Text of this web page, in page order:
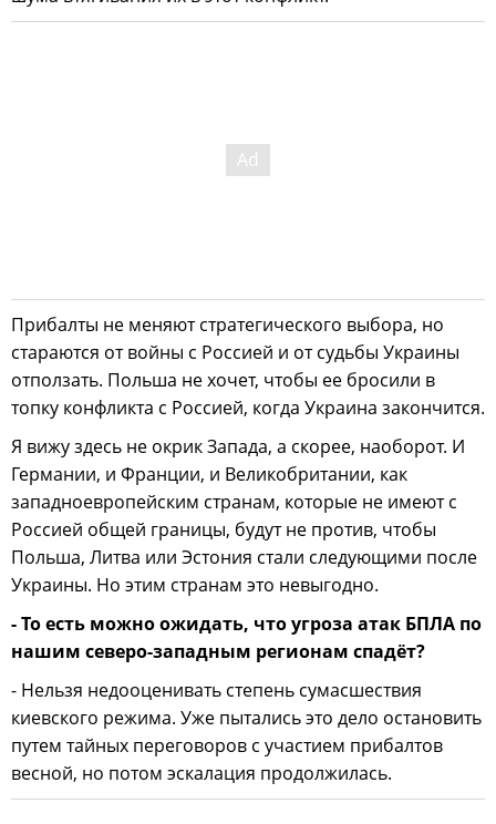
Прибалты не меняют стратегического выбора, но
стараются от войны с Россией и от судьбы Украины
отползать. Польша не хочет, чтобы ее бросили в
топку конфликта с Россией, когда Украина закончится.
Я вижу здесь не окрик Запада, а скорее, наоборот. И
Германии, и Франции, и Великобритании, как
западноевропейским странам, которые не имеют с
Россией общей границы, будут не против, чтобы
Польша, Литва или Эстония стали следующими после
Украины. Но этим странам это невыгодно.
- То есть можно ожидать, что угроза атак БПЛА по
нашим северо-западным регионам спадёт?
- Нельзя недооценивать степень сумасшествия
киевского режима. Уже пытались это дело остановить
путем тайных переговоров с участием прибалтов
весной, но потом эскалация продолжилась.